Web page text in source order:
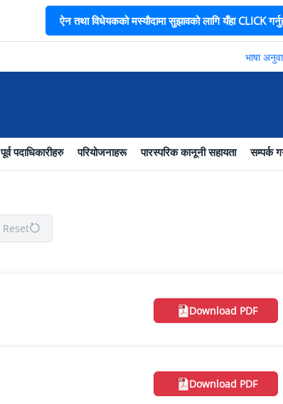
ऐन तथा विधेयकको मस्यौदामा सुझावको लागि यँहा CLICK
भाषा
पूर्व पदाधिकारीहरु परियोजनाहरू पारस्परिक कानूनी सहायता सम्पर्क
Reset
Download PDF
Download PDF